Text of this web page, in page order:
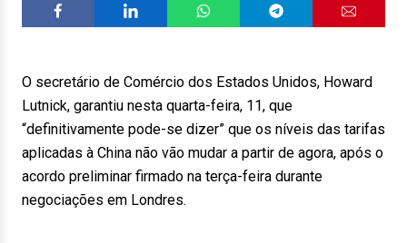
O secretário de Comércio dos Estados Unidos, Howard
Lutnick, garantiu nesta quarta-feira, 11, que
“definitivamente pode-se dizer” que os níveis das tarifas
aplicadas à China não vão mudar a partir de agora, após o
acordo preliminar firmado na terça-feira durante
negociações em Londres.